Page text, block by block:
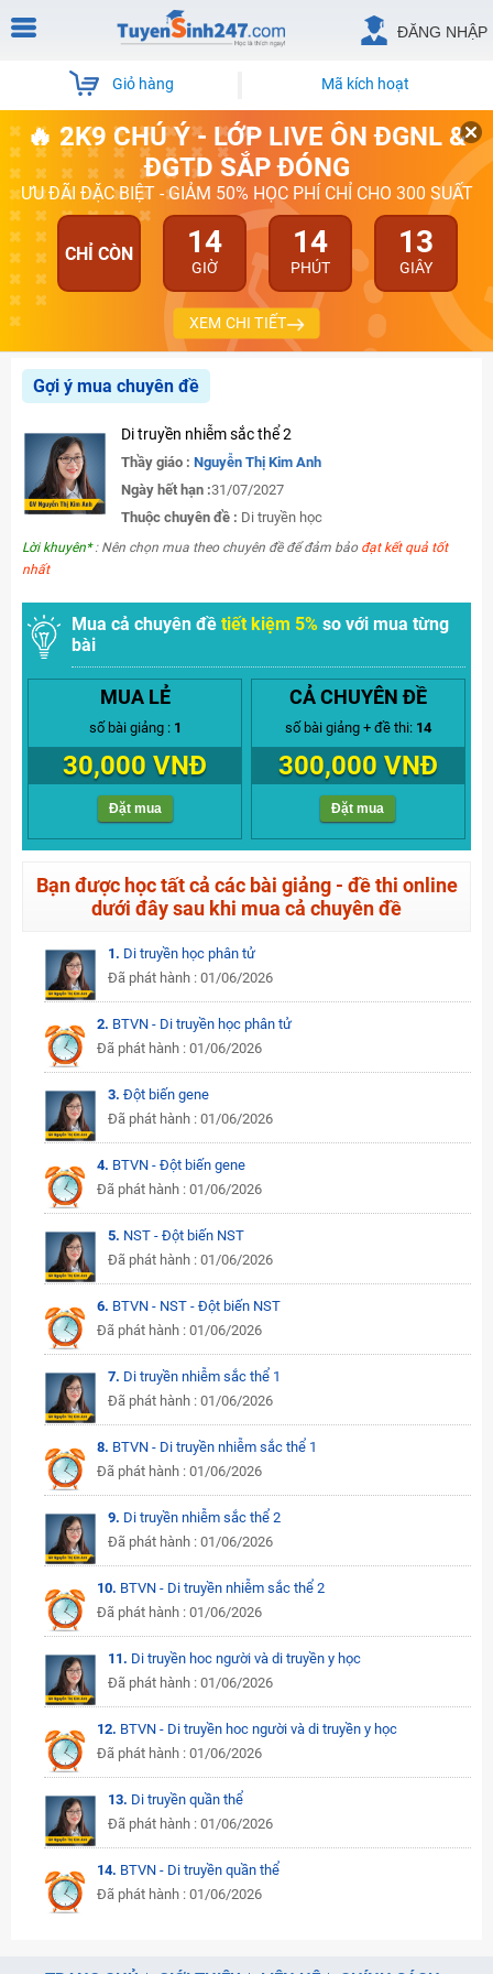
ĐĂNG NHẬP
Giỏ hàng Mã kích hoạt
🔥 2K9 CHÚ Ý - LỚP LIVE ÔN ĐGNL &
ĐGTD SẮP ĐÓNG
ƯU ĐÃI ĐẶC BIỆT - GIẢM 50% HỌC PHÍ CHỈ CHO 300 SUẤT
CHỈ CÒN 14
GIỜ
14
PHÚT
13
GIÂY
XEM CHI TIẾT
Gợi ý mua chuyên đề
Di truyền nhiễm sắc thể 2
Thầy giáo : Nguyễn Thị Kim Anh
Ngày hết hạn :31/07/2027
Thuộc chuyên đề : Di truyền học
Lời khuyên*: Nên chọn mua theo chuyên đề để đảm bảo đạt kết quả tốt
nhất
Mua cả chuyên đề tiết kiệm 5% so với mua từng
bài
MUA LẺ
số bài giảng : 1
30,000 VNĐ
Đặt mua
CẢ CHUYÊN ĐỀ
số bài giảng + đề thi: 14
300,000 VNĐ
Đặt mua
Bạn được học tất cả các bài giảng - đề thi online
dưới đây sau khi mua cả chuyên đề
1. Di truyền học phân tử
Đã phát hành : 01/06/2026
2. BTVN - Di truyền học phân tử
Đã phát hành : 01/06/2026
3. Đột biến gene
Đã phát hành : 01/06/2026
4. BTVN - Đột biến gene
Đã phát hành : 01/06/2026
5. NST - Đột biến NST
Đã phát hành : 01/06/2026
6. BTVN - NST - Đột biến NST
Đã phát hành : 01/06/2026
7. Di truyền nhiễm sắc thể 1
Đã phát hành : 01/06/2026
8. BTVN - Di truyền nhiễm sắc thể 1
Đã phát hành : 01/06/2026
9. Di truyền nhiễm sắc thể 2
Đã phát hành : 01/06/2026
10. BTVN - Di truyền nhiễm sắc thể 2
Đã phát hành : 01/06/2026
11. Di truyền hoc người và di truyền y học
Đã phát hành : 01/06/2026
12. BTVN - Di truyền hoc người và di truyền y học
Đã phát hành : 01/06/2026
13. Di truyền quần thể
Đã phát hành : 01/06/2026
14. BTVN - Di truyền quần thể
Đã phát hành : 01/06/2026